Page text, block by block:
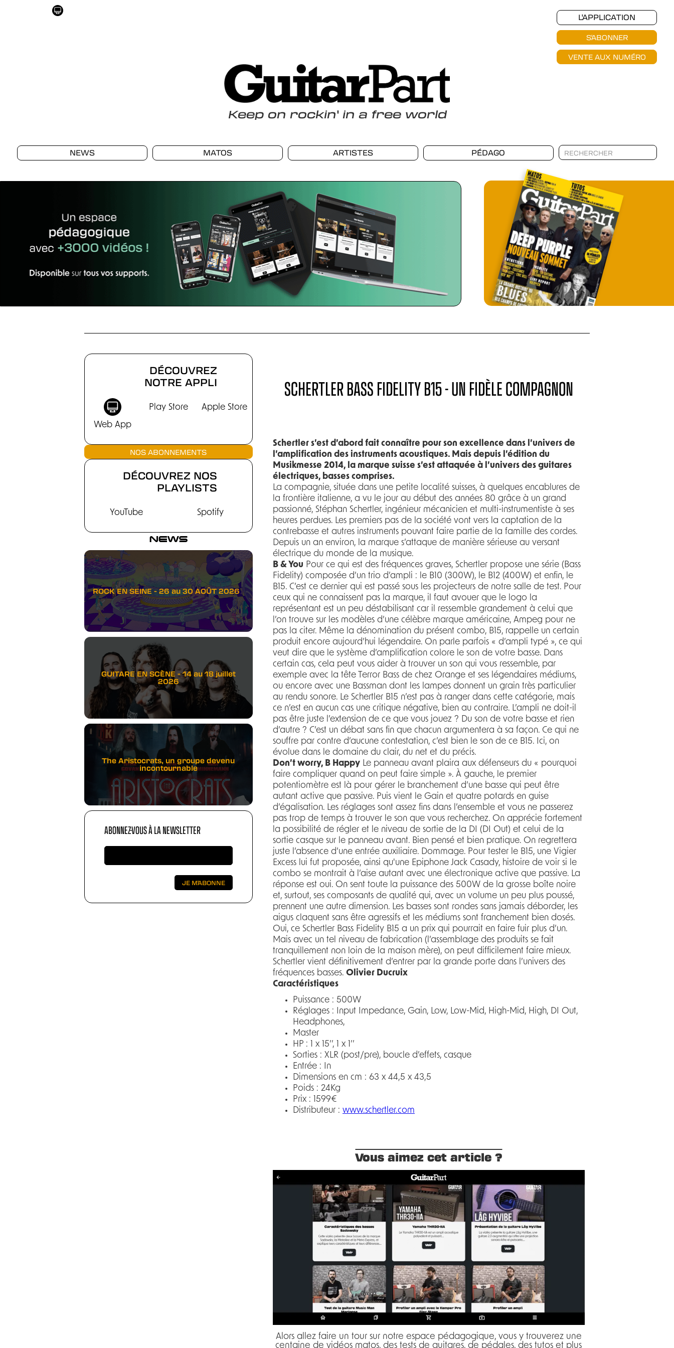
L'APPLICATION
S'ABONNER
VENTE AUX NUMÉRO
Keepon rockin' in a free world
NEWS MATOS ARTISTES PÉDAGO
AMPLIS
DÉCOUVREZ
NOTRE APPLI
Web App
Play Store Apple Store
NOS ABONNEMENTS
DÉCOUVREZ NOS
PLAYLISTS
YouTube Spotify
NEWS
ROCK EN SEINE - 26 au 30 AOÛT 2026
GUITARE EN SCÈNE - 14 au 18 juillet
2026
The Aristocrats, un groupe devenu
incontournable
ABONNEZ-VOUS À LA NEWSLETTER
SCHERTLER BASS FIDELITY B15 - UN FIDÈLE COMPAGNON
Schertler s’est d’abord fait connaître pour son excellence dans l’univers de
l’amplification des instruments acoustiques. Mais depuis l’édition du
Musikmesse 2014, la marque suisse s’est attaquée à l’univers des guitares
électriques, basses comprises.
La compagnie, située dans une petite localité suisses, à quelques encablures de
la frontière italienne, a vu le jour au début des années 80 grâce à un grand
passionné, Stéphan Schertler, ingénieur mécanicien et multi-instrumentiste à ses
heures perdues. Les premiers pas de la société vont vers la captation de la
contrebasse et autres instruments pouvant faire partie de la famille des cordes.
Depuis un an environ, la marque s’attaque de manière sérieuse au versant
électrique du monde de la musique.
B & You Pour ce qui est des fréquences graves, Schertler propose une série (Bass
Fidelity) composée d’un trio d’ampli : le B10 (300W), le B12 (400W) et enfin, le
B15. C’est ce dernier qui est passé sous les projecteurs de notre salle de test. Pour
ceux qui ne connaissent pas la marque, il faut avouer que le logo la
représentant est un peu déstabilisant car il ressemble grandement à celui que
l’on trouve sur les modèles d’une célèbre marque américaine, Ampeg pour ne
pas la citer. Même la dénomination du présent combo, B15, rappelle un certain
produit encore aujourd’hui légendaire. On parle parfois « d’ampli typé », ce qui
veut dire que le système d’amplification colore le son de votre basse. Dans
certain cas, cela peut vous aider à trouver un son qui vous ressemble, par
exemple avec la tête Terror Bass de chez Orange et ses légendaires médiums,
ou encore avec une Bassman dont les lampes donnent un grain très particulier
au rendu sonore. Le Schertler B15 n’est pas à ranger dans cette catégorie, mais
ce n’est en aucun cas une critique négative, bien au contraire. L’ampli ne doit-il
pas être juste l’extension de ce que vous jouez ? Du son de votre basse et rien
d’autre ? C’est un débat sans fin que chacun argumentera à sa façon. Ce qui ne
souffre par contre d’aucune contestation, c’est bien le son de ce B15. Ici, on
évolue dans le domaine du clair, du net et du précis.
Don’t worry, B HappyLe panneau avant plaira aux défenseurs du « pourquoi
faire compliquer quand on peut faire simple ». À gauche, le premier
potentiomètre est là pour gérer le branchement d’une basse qui peut être
autant active que passive. Puis vient le Gain et quatre potards en guise
d’égalisation. Les réglages sont assez fins dans l’ensemble et vous ne passerez
pas trop de temps à trouver le son que vous recherchez. On apprécie fortement
la possibilité de régler et le niveau de sortie de la DI (DI Out) et celui de la
sortie casque sur le panneau avant. Bien pensé et bien pratique. On regrettera
juste l’absence d’une entrée auxiliaire. Dommage. Pour tester le B15, une Vigier
Excess lui fut proposée, ainsi qu'une Epiphone Jack Casady, histoire de voir si le
combo se montrait à l’aise autant avec une électronique active que passive. La
réponse est oui. On sent toute la puissance des 500W de la grosse boîte noire
et, surtout, ses composants de qualité qui, avec un volume un peu plus poussé,
prennent une autre dimension. Les basses sont rondes sans jamais déborder, les
aigus claquent sans être agressifs et les médiums sont franchement bien dosés.
Oui, ce Schertler Bass Fidelity B15 a un prix qui pourrait en faire fuir plus d’un.
Mais avec un tel niveau de fabrication (l’assemblage des produits se fait
tranquillement non loin de la maison mère), on peut difficilement faire mieux.
Schertler vient définitivement d’entrer par la grande porte dans l’univers des
fréquences basses. Olivier Ducruix
Caractéristiques
Puissance : 500W
Réglages : Input Impedance, Gain, Low, Low-Mid, High-Mid, High, DI Out,
Headphones,
Master
HP : 1 x 15’’, 1 x 1’’
Sorties : XLR (post/pre), boucle d’effets, casque
Entrée : In
Dimensions en cm : 63 x 44,5 x 43,5
Poids : 24Kg
Prix : 1599€
Distributeur : www.schertler.com
Vous aimez cet article ?
Alors allez faire un tour sur notre espace pédagogique, vous y trouverez une
centaine de vidéos matos, des tests de guitares, de pédales, des tutos et plus